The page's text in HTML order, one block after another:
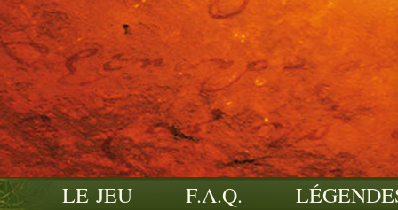
LE JEU F.A.Q.